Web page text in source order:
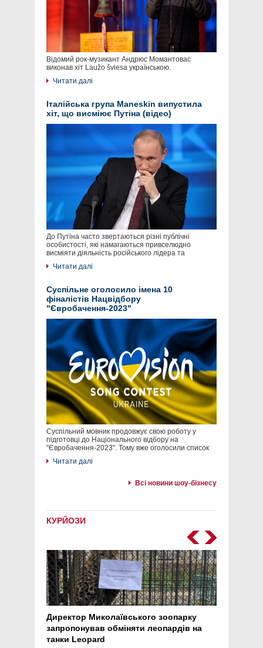
Відомий рок-музикант Андрюс Момантовас
виконав хіт Laužo šviesa українською.
Читати далі
Італійська група Maneskin випустила
хіт, що висміює Путіна (відео)
До Путіна часто звертаються різні публічні
особистості, які намагаються привселюдно
висміяти діяльність російського лідера та
Читати далі
Суспільне оголосило імена 10
фіналістів Нацвідбору
"Євробачення-2023"
Суспільний мовник продовжує свою роботу у
підготовці до Національного відбору на
"Євробачення-2023". Тому вже оголосили список
Читати далі
Всі новини шоу-бізнесу
КУРЙОЗИ
Директор Миколаївського зоопарку
запропонував обміняти леопардів на
танки Leopard